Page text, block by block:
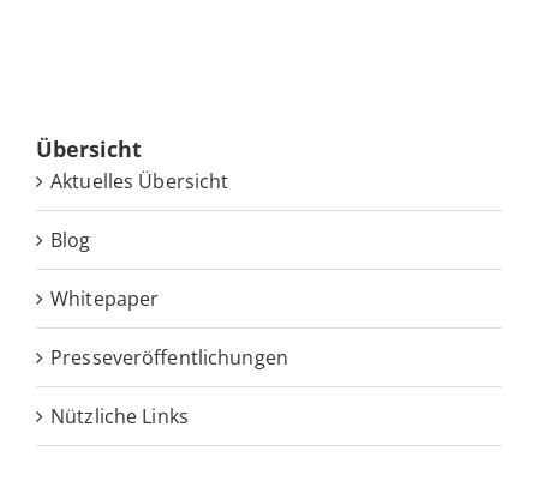
Über­sicht
Ak­tu­el­les Übersicht
Blog
White­pa­per
Pres­se­ver­öf­fent­li­chun­gen
Nütz­li­che Links